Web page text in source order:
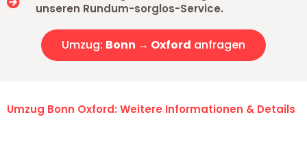
unseren Rundum-sorglos-Service.
Umzug: Bonn → Oxford anfragen
Umzug Bonn Oxford: Weitere Informationen & Details